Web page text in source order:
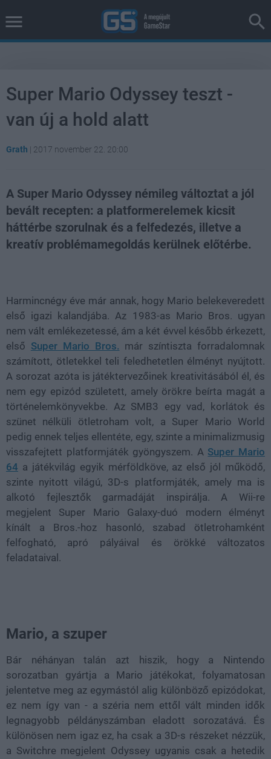
Super Mario Odyssey teszt -
van új a hold alatt
Grath | 2017 november 22. 20:00
A Super Mario Odyssey némileg változtat a jól
bevált recepten: a platformerelemek kicsit
háttérbe szorulnak és a felfedezés, illetve a
kreatív problémamegoldás kerülnek előtérbe.
Harmincnégy éve már annak, hogy Mario belekeveredett
első igazi kalandjába. Az 1983-as Mario Bros. ugyan
nem vált emlékezetessé, ám a két évvel később érkezett,
első Super Mario Bros. már színtiszta forradalomnak
számított, ötletekkel teli feledhetetlen élményt nyújtott.
A sorozat azóta is játéktervezőinek kreativitásából él, és
nem egy epizód született, amely örökre beírta magát a
történelemkönyvekbe. Az SMB3 egy vad, korlátok és
szünet nélküli ötletroham volt, a Super Mario World
pedig ennek teljes ellentéte, egy, szinte a minimalizmusig
visszafejtett platformjáték gyöngyszem. A Super Mario
64 a játékvilág egyik mérföldköve, az első jól működő,
szinte nyitott világú, 3D-s platformjáték, amely ma is
alkotó fejlesztők garmadáját inspirálja. A Wii-re
megjelent Super Mario Galaxy-duó modern élményt
kínált a Bros.-hoz hasonló, szabad ötletrohamként
felfogható, apró pályáival és örökké változatos
feladataival.
Mario, a szuper
Bár néhányan talán azt hiszik, hogy a Nintendo
sorozatban gyártja a Mario játékokat, folyamatosan
jelentetve meg az egymástól alig különböző epizódokat,
ez nem így van - a széria nem ettől vált minden idők
legnagyobb példányszámban eladott sorozatává. És
különösen nem igaz ez, ha csak a 3D-s részeket nézzük,
a Switchre megjelent Odyssey ugyanis csak a hetedik